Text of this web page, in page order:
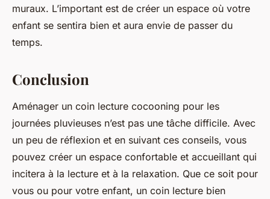
muraux. L’important est de créer un espace où votre
enfant se sentira bien et aura envie de passer du
temps.
Conclusion
Aménager un coin lecture cocooning pour les
journées pluvieuses n’est pas une tâche difficile. Avec
un peu de réflexion et en suivant ces conseils, vous
pouvez créer un espace confortable et accueillant qui
incitera à la lecture et à la relaxation. Que ce soit pour
vous ou pour votre enfant, un coin lecture bien